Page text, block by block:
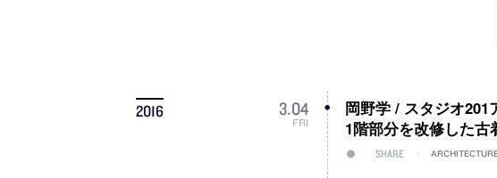
2016 3.04
FRI
岡野学 / スタジオ201
1階部分を改修した古
SHARE